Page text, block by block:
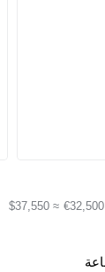
€32,500
≈ $37,550